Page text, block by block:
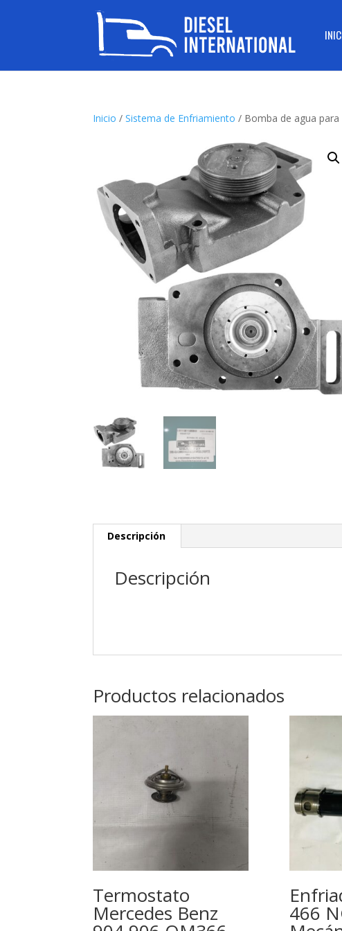
Inicio /Sistema de Enfriamiento / Bomba de agua
Descripción
Descripción
Productos relacionados
Termostato
Mercedes Benz 466